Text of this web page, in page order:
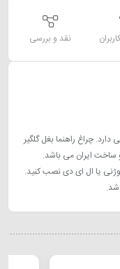
نقد و بررسی
چراغ راهنما بغل گلگیر
یا ال ای دی نصب کنید.